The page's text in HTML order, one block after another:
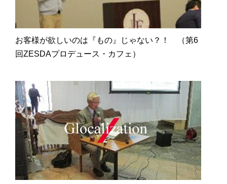
お客様が欲しいのは『もの』じゃない？！ （第6
回ZESDAプロデュース・カフェ）